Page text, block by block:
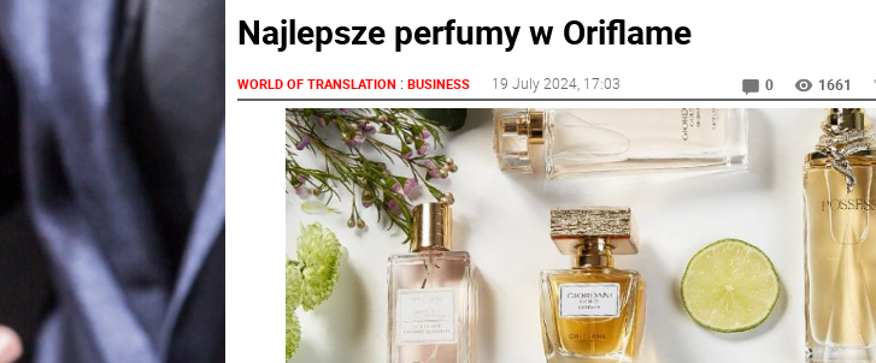
Najlepsze perfumy w Oriflame
WORLD OF TRANSLATION : BUSINESS 19 July 2024, 17:03 0 1661